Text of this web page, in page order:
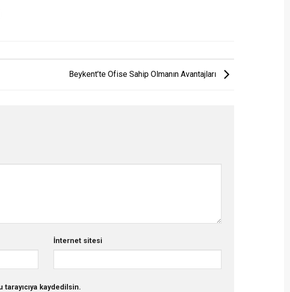
Beykent’te Ofise Sahip Olmanın Avantajları
İnternet sitesi
kaydedilsin.